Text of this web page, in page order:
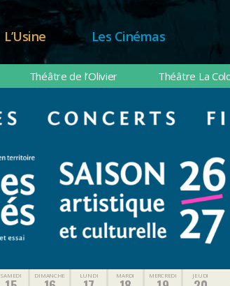
L’Usine Les Cinémas
Théâtre de l’Olivier Théâtre La
SAMEDI DIMANCHE LUNDI MARDI MERCREDI JEUDI